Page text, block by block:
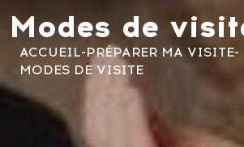
Modes de
ACCUEIL-PRÉPARER MA VISITE-
MODES DE VISITE